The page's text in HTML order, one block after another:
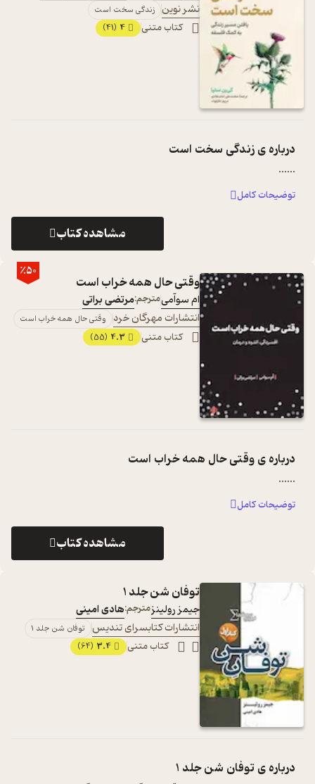
نشر نوین زندگی سخت است
کتاب متنی 4
(41)
درباره یزندگی سخت است
...
...
توضیحات کامل
مشاهده کتاب
٪50
وقتی حال همه خراب است
ام سوآمیمترجم:مرتضی براتی
انتشارات مهرگان خرد
وقتی حال همه خراب است
کتاب متنی 4.3
(55)
درباره یوقتی حال همه خراب است
...
...
توضیحات کامل
مشاهده کتاب
توفان شن جلد 1
جیمز رولینزمترجم:هادی امینی
انتشارات کتابسرای تندیس
توفان شن جلد 1
کتاب متنی 3.4
(64)
درباره یتوفان شن جلد 1